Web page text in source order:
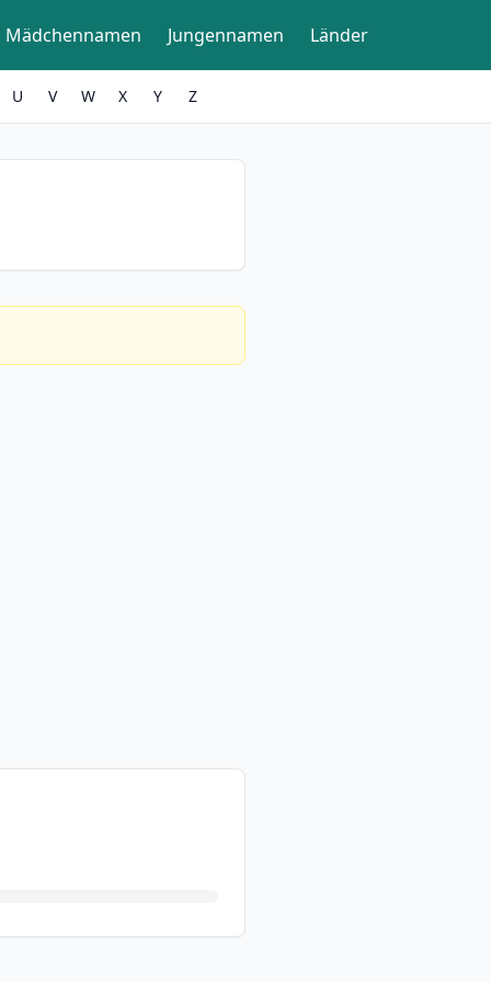
Mädchennamen Jungennamen Länder
U V W X Y Z